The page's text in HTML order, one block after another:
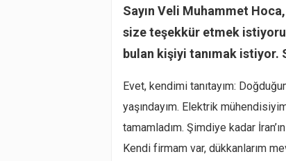
Sayın Veli Muhammet
size teşekkür etmek
bulan kişiyi tanımak istiyor.
Evet, kendimi tanıtayım:
yaşındayım. Elektrik
tamamladım. Şimdiye kadar
Kendi firmam var, dükkanlarım